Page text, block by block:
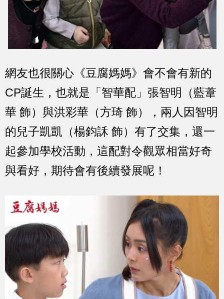
網友也很關心《豆腐媽媽》會不會有新的
CP誕生，也就是「智華配」張智明（藍葦
華 飾）與洪彩華（方琦 飾），兩人因智明
的兒子凱凱（楊鈞訸 飾）有了交集，還一
起參加學校活動，這配對令觀眾相當好奇
與看好，期待會有後續發展呢！